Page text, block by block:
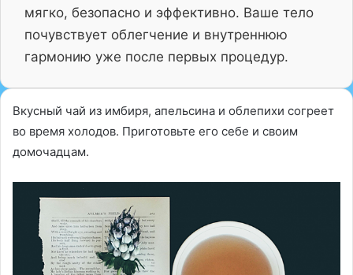
мягко, безопасно и эффективно. Ваше тело
почувствует облегчение и внутреннюю
гармонию уже после первых процедур.
Вкусный чай из имбиря, апельсина и облепихи согреет
во время холодов. Приготовьте его себе и своим
домочадцам.